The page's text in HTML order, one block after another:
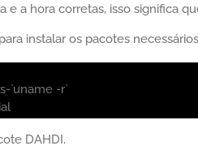
e a hora corretas, isso significa
instalar os pacotes
`uname -r`
DAHDI.